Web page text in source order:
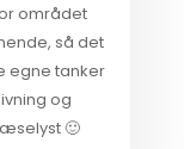
området
så det
egne tanker
og
🙂